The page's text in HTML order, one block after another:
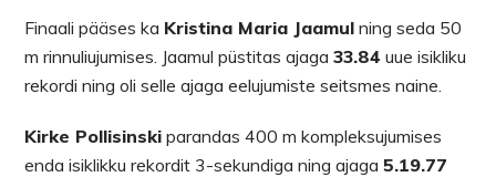
Finaali pääses ka Kristina Maria Jaamul ning seda 50
m rinnuliujumises. Jaamul püstitas ajaga33.84 uue isikliku
rekordi ning oli selle ajaga eelujumiste seitsmes naine.
Kirke Pollisinski parandas 400 m kompleksujumises
enda isiklikku rekordit 3-sekundiga ning ajaga5.19.77